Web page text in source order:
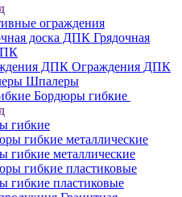
ограждения
Грядочная
Ограждения ДПК
Шпалеры
Бордюры гибкие
гибкие
гибкие металлические
гибкие пластиковые